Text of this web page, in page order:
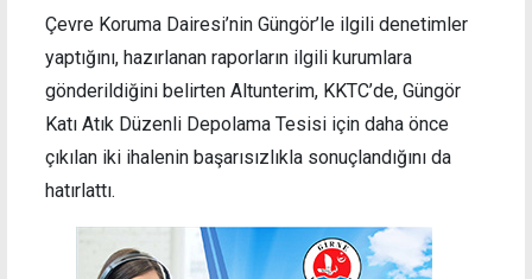
Çevre Koruma Dairesi’nin Güngör’le ilgili denetimler
yaptığını, hazırlanan raporların ilgili kurumlara
gönderildiğini belirten Altunterim, KKTC’de, Güngör
Katı Atık Düzenli Depolama Tesisi için daha önce
çıkılan iki ihalenin başarısızlıkla sonuçlandığını da
hatırlattı.